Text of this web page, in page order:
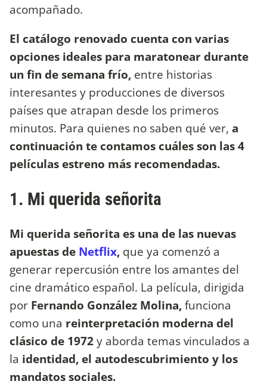
acompañado.
El catálogo renovado cuenta con varias
opciones ideales para maratonear durante
un fin de semana frío, entre historias
interesantes y producciones de diversos
países que atrapan desde los primeros
minutos. Para quienes no saben qué ver, a
continuación te contamos cuáles son las 4
películas estreno más recomendadas.
1. Mi querida señorita
Mi querida señorita es una de las nuevas
apuestas de Netflix, que ya comenzó a
generar repercusión entre los amantes del
cine dramático español. La película, dirigida
por Fernando González Molina,funciona
como una reinterpretación moderna del
clásico de 1972y aborda temas vinculados a
la identidad, el autodescubrimiento y los
mandatos sociales.